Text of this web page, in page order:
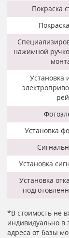
Покраска
нажимной
Установка
Установка
Установка
Установка
*В стоимость не
индивидуально в
адреса от базы